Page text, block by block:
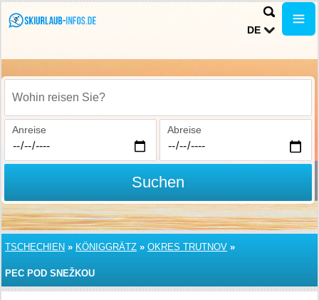
DE
Wohin reisen Sie?
Anreise Abreise
Suchen
TSCHECHIEN » KÖNIGGRÄTZ » OKRES TRUTNOV »
PEC POD SNEŽKOU